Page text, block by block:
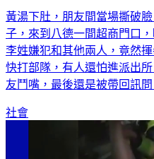
黃湯下肚，朋友間當場撕破
子，來到八德一間超商門口
李姓嫌犯和其他兩人，竟然
快打部隊，有人還怕進派出
友鬥嘴，最後還是被帶回訊問
社會